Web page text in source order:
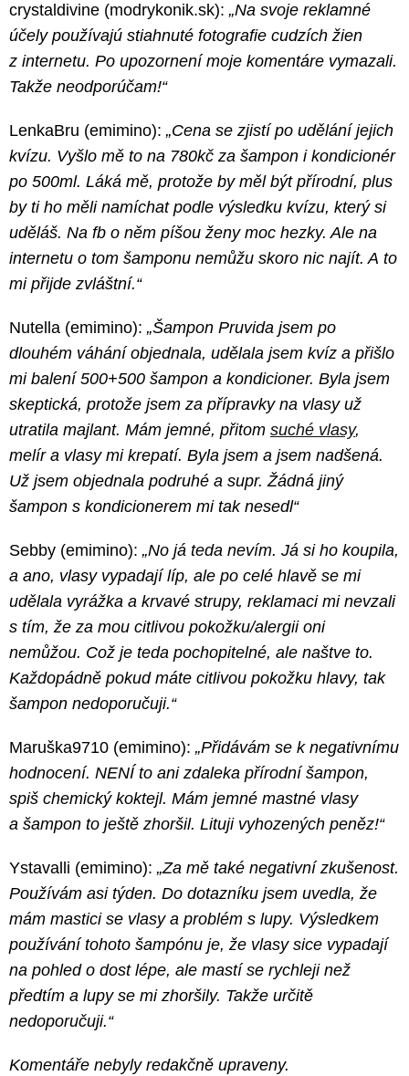
crystaldivine (modrykonik.sk): „Na svoje reklamné
účely používajú stiahnuté fotografie cudzích žien
z internetu. Po upozornení moje komentáre vymazali.
Takže neodporúčam!“
LenkaBru (emimino): „Cena se zjistí po udělání jejich
kvízu. Vyšlo mě to na 780kč za šampon i kondicionér
po 500ml. Láká mě, protože by měl být přírodní, plus
by ti ho měli namíchat podle výsledku kvízu, který si
uděláš. Na fb o něm píšou ženy moc hezky. Ale na
internetu o tom šamponu nemůžu skoro nic najít. A to
mi přijde zvláštní.“
Nutella (emimino): „Šampon Pruvida jsem po
dlouhém váhání objednala, udělala jsem kvíz a přišlo
mi balení 500+500 šampon a kondicioner. Byla jsem
skeptická, protože jsem za přípravky na vlasy už
utratila majlant. Mám jemné, přitom suché vlasy,
melír a vlasy mi krepatí. Byla jsem a jsem nadšená.
Už jsem objednala podruhé a supr. Žádná jiný
šampon s kondicionerem mi tak nesedl“
Sebby (emimino): „No já teda nevím. Já si ho koupila,
a ano, vlasy vypadají líp, ale po celé hlavě se mi
udělala vyrážka a krvavé strupy, reklamaci mi nevzali
s tím, že za mou citlivou pokožku/alergii oni
nemůžou. Což je teda pochopitelné, ale naštve to.
Každopádně pokud máte citlivou pokožku hlavy, tak
šampon nedoporučuji.“
Maruška9710 (emimino): „Přidávám se k negativnímu
hodnocení. NENÍ to ani zdaleka přírodní šampon,
spiš chemický koktejl. Mám jemné mastné vlasy
a šampon to ještě zhoršil. Lituji vyhozených peněz!“
Ystavalli (emimino): „Za mě také negativní zkušenost.
Používám asi týden. Do dotazníku jsem uvedla, že
mám mastici se vlasy a problém s lupy. Výsledkem
používání tohoto šampónu je, že vlasy sice vypadají
na pohled o dost lépe, ale mastí se rychleji než
předtím a lupy se mi zhoršily. Takže určitě
nedoporučuji.“
Komentáře nebyly redakčně upraveny.